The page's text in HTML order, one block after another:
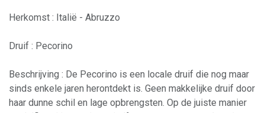
Herkomst : Italië - Abruzzo
Druif : Pecorino
Beschrijving : De Pecorino is een locale druif die nog maar
sinds enkele jaren herontdekt is. Geen makkelijke druif door
haar dunne schil en lage opbrengsten. Op de juiste manier